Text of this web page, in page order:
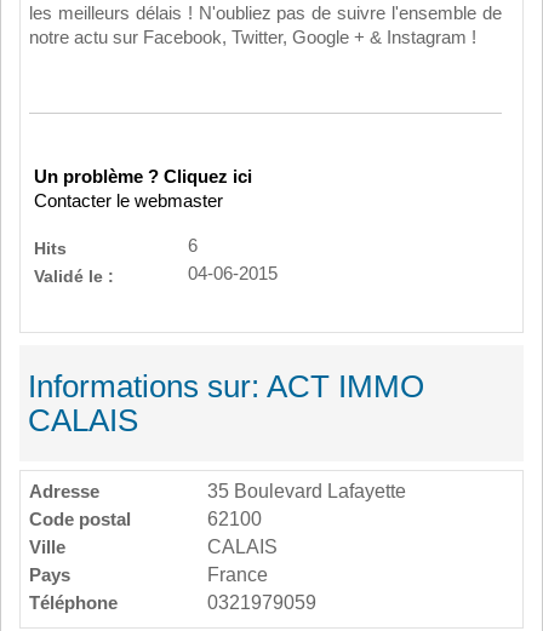
les meilleurs délais ! N'oubliez pas de suivre l'ensemble de
notre actu sur Facebook, Twitter, Google + & Instagram !
Un problème ? Cliquez ici
Contacter le webmaster
Hits
6
Validé le :
04-06-2015
Informations sur: ACT IMMO
CALAIS
Adresse
35 Boulevard Lafayette
Code postal
62100
Ville
CALAIS
Pays
France
Téléphone
0321979059